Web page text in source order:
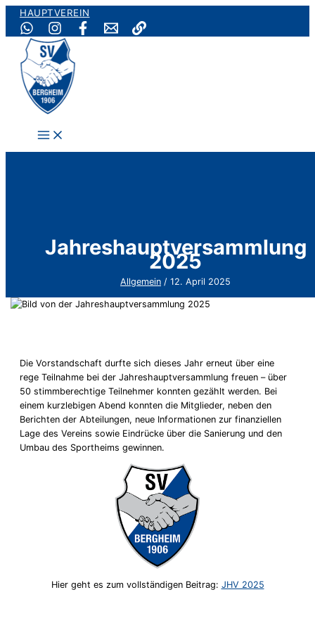
Zum
Inhalt
springen
HAUPTVEREIN
Jahreshauptversammlung
2025
Allgemein /12. April 2025
Die Vorstandschaft durfte sich dieses Jahr erneut über eine
rege Teilnahme bei der Jahreshauptversammlung freuen – über
50 stimmberechtige Teilnehmer konnten gezählt werden. Bei
einem kurzlebigen Abend konnten die Mitglieder, neben den
Berichten der Abteilungen, neue Informationen zur finanziellen
Lage des Vereins sowie Eindrücke über die Sanierung und den
Umbau des Sportheims gewinnen.
Hier geht es zum vollständigen Beitrag: JHV 2025